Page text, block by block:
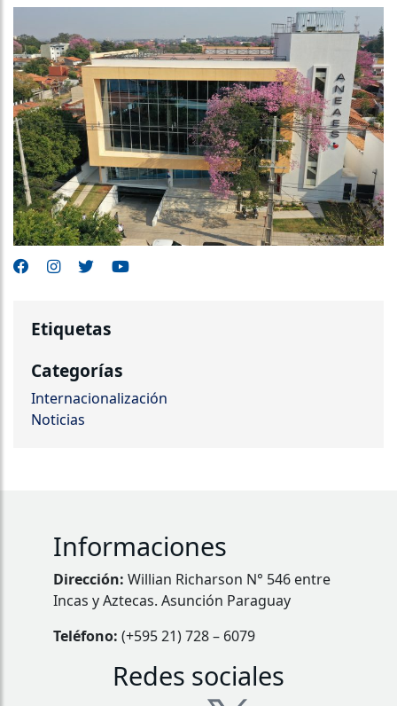
Etiquetas
Categorías
Internacionalización
Noticias
Informaciones
Dirección: Willian Richarson N° 546 entre
Incas y Aztecas. Asunción Paraguay
Teléfono: (+595 21) 728 – 6079
Redes sociales